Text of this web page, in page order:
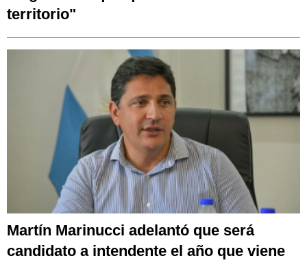
territorio"
Martín Marinucci adelantó que será
candidato a intendente el año que viene